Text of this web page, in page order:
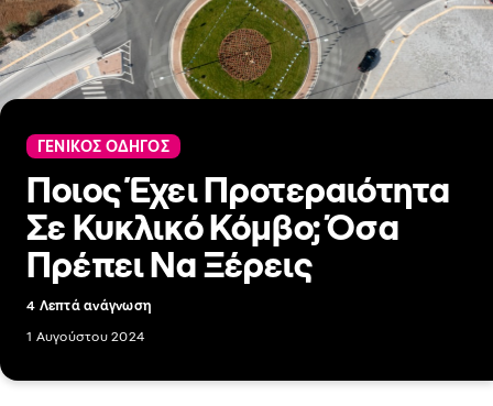
ΓΕΝΙΚΟΣ ΟΔΗΓΟΣ
Ποιος Έχει Προτεραιότητα
Σε Κυκλικό Κόμβο; Όσα
Πρέπει Να Ξέρεις
4 Λεπτά ανάγνωση
1 Αυγούστου 2024